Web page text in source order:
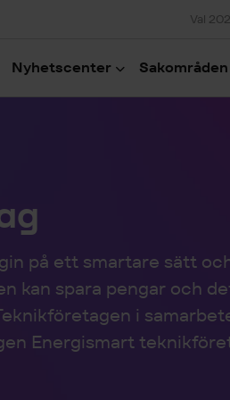
Val
Nyhetscenter Sakområden
på ett smartare sätt
kan spara pengar och
i
Energismart